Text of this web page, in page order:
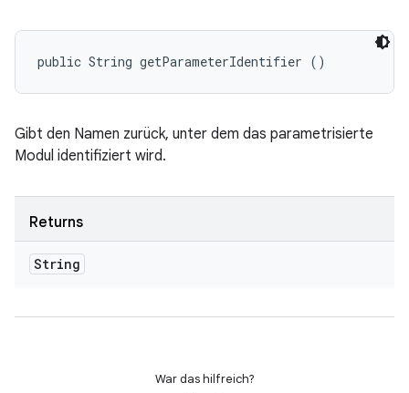
public String getParameterIdentifier ()
Gibt den Namen zurück, unter dem das parametrisierte
Modul identifiziert wird.
Returns
String
War das hilfreich?